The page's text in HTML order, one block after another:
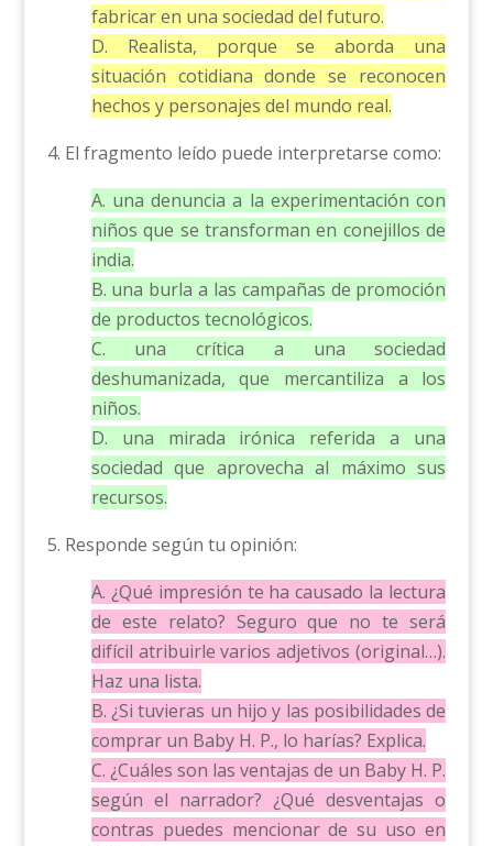
fabricar en una sociedad del futuro.
D. Realista, porque se aborda una
situación cotidiana donde se reconocen
hechos y personajes del mundo real.
4. El fragmento leído puede interpretarse como:
A. una denuncia a la experimentación con
niños que se transforman en conejillos de
india.
B. una burla a las campañas de promoción
de productos tecnológicos.
C. una crítica a una sociedad
deshumanizada, que mercantiliza a los
niños.
D. una mirada irónica referida a una
sociedad que aprovecha al máximo sus
recursos.
5. Responde según tu opinión:
A. ¿Qué impresión te ha causado la lectura
de este relato? Seguro que no te será
difícil atribuirle varios adjetivos (original…).
Haz una lista.
B. ¿Si tuvieras un hijo y las posibilidades de
comprar un Baby H. P., lo harías? Explica.
C. ¿Cuáles son las ventajas de un Baby H. P.
según el narrador? ¿Qué desventajas o
contras puedes mencionar de su uso en